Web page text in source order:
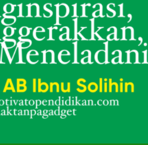
Tahun Menjaga Masa Kecil: Kisah Namin
SMK Mutual Kota Magelang
Membesarkan Lima Anak Tanpa